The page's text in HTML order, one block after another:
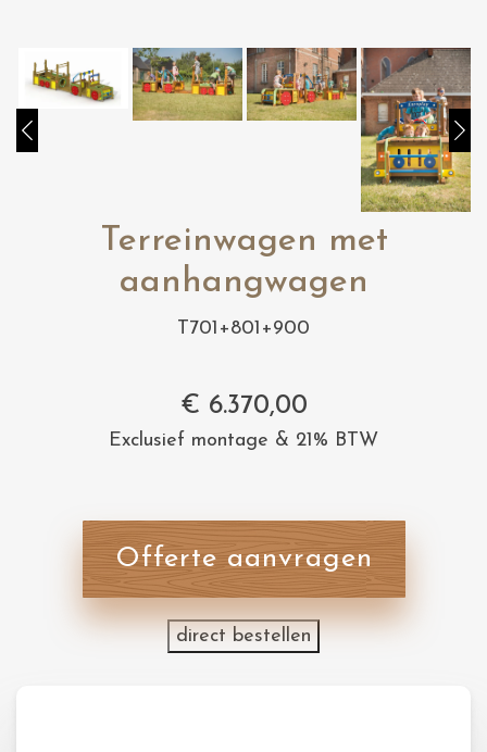
Terreinwagen met
aanhangwagen
T701+801+900
€ 6.370,00
Exclusief montage & 21% BTW
Offerte aanvragen
direct bestellen